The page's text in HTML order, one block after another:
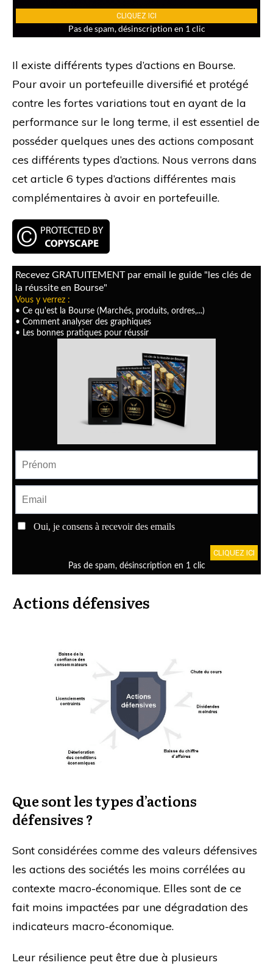
Il existe différents types d’actions en Bourse.
Pour avoir un portefeuille diversifié et protégé
contre les fortes variations tout en ayant de la
performance sur le long terme, il est essentiel de
posséder quelques unes des actions composant
ces différents types d’actions. Nous verrons dans
cet article 6 types d’actions différentes mais
complémentaires à avoir en portefeuille.
Actions défensives
Que sont les types d’actions
défensives ?
Sont considérées comme des valeurs défensives
les actions des sociétés les moins corrélées au
contexte macro-économique. Elles sont de ce
fait moins impactées par une dégradation des
indicateurs macro-économique.
Leur résilience peut être due à plusieurs